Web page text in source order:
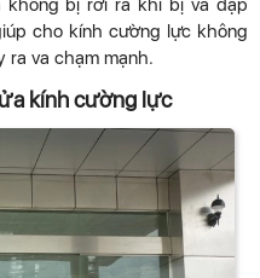
bị rơi ra khi bị va đập
cho kính cường lực không
ra va chạm mạnh.
kính cường lực